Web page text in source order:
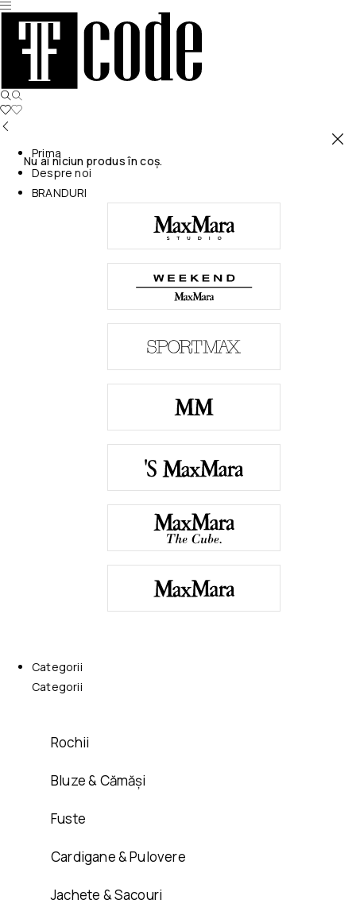
Nu ai niciun produs în coș.
Prima
Despre noi
BRANDURI
Categorii
Categorii
Rochii
Bluze & Cămăși
Fuste
Cardigane & Pulovere
Jachete & Sacouri